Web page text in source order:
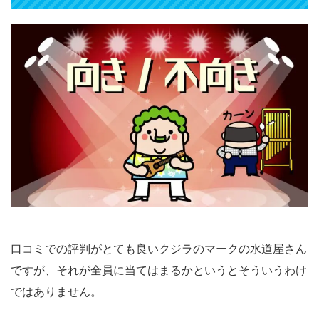
口コミでの評判がとても良いクジラのマークの水道屋さん
ですが、それが全員に当てはまるかというとそういうわけ
ではありません。